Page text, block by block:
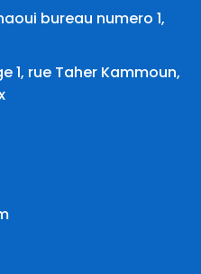
bureau numero 1,
1, rue Taher Kammoun,